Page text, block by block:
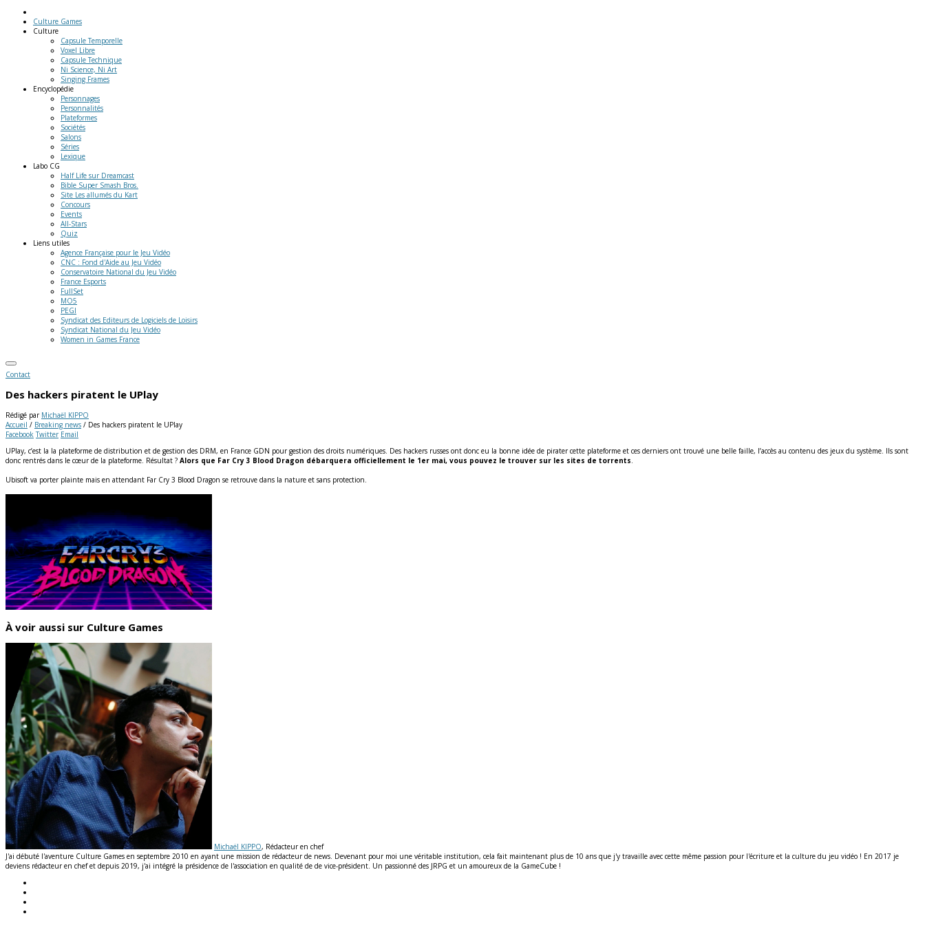
Culture Games
Culture
Capsule Temporelle
Voxel Libre
Capsule Technique
Ni Science, Ni Art
Singing Frames
Encyclopédie
Personnages
Personnalités
Plateformes
Sociétés
Salons
Séries
Lexique
Labo CG
Half Life sur Dreamcast
Bible Super Smash Bros.
Site Les allumés du Kart
Concours
Events
All-Stars
Quiz
Liens utiles
Agence Française pour le Jeu Vidéo
CNC : Fond d'Aide au Jeu Vidéo
Conservatoire National du Jeu Vidéo
France Esports
FullSet
MO5
PEGI
Syndicat des Editeurs de Logiciels de Loisirs
Syndicat National du Jeu Vidéo
Women in Games France
Contact
Des hackers piratent le UPlay
Rédigé par Michaël KIPPO
Accueil / Breaking news / Des hackers piratent le UPlay
Facebook Twitter Email
UPlay, c’est la la plateforme de distribution et de gestion des DRM, en France GDN pour gestion des droits numériques. Des hackers russes ont donc eu la bonne idée de pirater cette plateforme et ces derniers ont trouvé une belle faille, l’accès au contenu des jeux du système. Ils sont
donc rentrés dans le cœur de la plateforme. Résultat ? Alors que Far Cry 3 Blood Dragon débarquera officiellement le 1er mai, vous pouvez le trouver sur les sites de torrents.
Ubisoft va porter plainte mais en attendant Far Cry 3 Blood Dragon se retrouve dans la nature et sans protection.
À voir aussi sur Culture Games
Michaël KIPPO, Rédacteur en chef
J'ai débuté l'aventure Culture Games en septembre 2010 en ayant une mission de rédacteur de news. Devenant pour moi une véritable institution, cela fait maintenant plus de 10 ans que j'y travaille avec cette même passion pour l'écriture et la culture du jeu vidéo ! En 2017 je
deviens rédacteur en chef et depuis 2019, j'ai intégré la présidence de l'association en qualité de de vice-président. Un passionné des JRPG et un amoureux de la GameCube !